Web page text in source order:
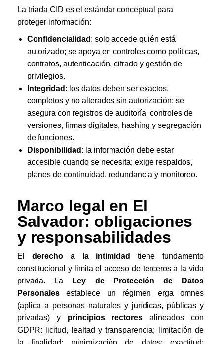
La triada CID es el estándar conceptual para
proteger información:
Confidencialidad : solo accede quién está
autorizado; se apoya en controles como políticas,
contratos, autenticación, cifrado y gestión de
privilegios.
Integridad : los datos deben ser exactos,
completos y no alterados sin autorización; se
asegura con registros de auditoría, controles de
versiones, firmas digitales, hashing y segregación
de funciones.
Disponibilidad : la información debe estar
accesible cuando se necesita; exige respaldos,
planes de continuidad, redundancia y monitoreo.
Marco legal en El
Salvador: obligaciones
y responsabilidades
El derecho a la intimidad
tiene fundamento
constitucional y limita el acceso de terceros a la vida
privada. La
Ley de Protección de Datos
Personales establece un régimen erga omnes
(aplica a personas naturales y jurídicas, públicas y
privadas) y principios rectores alineados con
GDPR: licitud, lealtad y transparencia; limitación de
la finalidad; minimización de datos; exactitud;